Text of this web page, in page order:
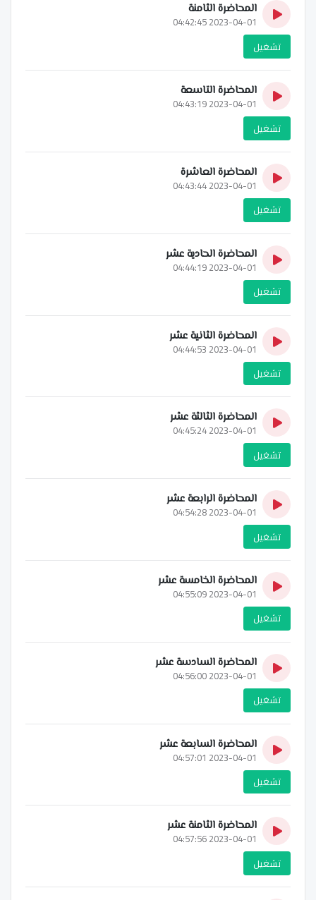
المحاضرة الثامنة
2023-04-01 04:42:45
تشغيل
المحاضرة التاسعة
2023-04-01 04:43:19
تشغيل
المحاضرة العاشرة
2023-04-01 04:43:44
تشغيل
المحاضرة الحادية عشر
2023-04-01 04:44:19
تشغيل
المحاضرة الثانية عشر
2023-04-01 04:44:53
تشغيل
المحاضرة الثالثة عشر
2023-04-01 04:45:24
تشغيل
المحاضرة الرابعة عشر
2023-04-01 04:54:28
تشغيل
المحاضرة الخامسة عشر
2023-04-01 04:55:09
تشغيل
المحاضرة السادسة عشر
2023-04-01 04:56:00
تشغيل
المحاضرة السابعة عشر
2023-04-01 04:57:01
تشغيل
المحاضرة الثامنة عشر
2023-04-01 04:57:56
تشغيل